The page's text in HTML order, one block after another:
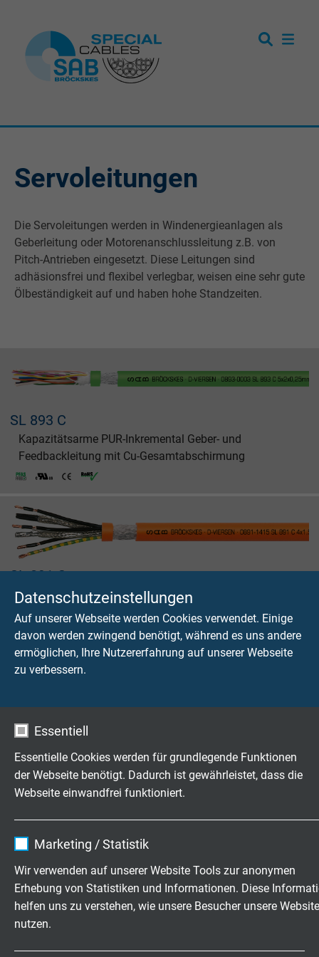
Datenschutzeinstellungen
Auf unserer Webseite werden Cookies verwendet. Einige
davon werden zwingend benötigt, während es uns andere
ermöglichen, Ihre Nutzererfahrung auf unserer Webseite
zu verbessern.
Essentiell
Essentielle Cookies werden für grundlegende Funktionen
der Webseite benötigt. Dadurch ist gewährleistet, dass die
Webseite einwandfrei funktioniert.
Laufzeit 1 Jahr
Marketing / Statistik
Wir verwenden auf unserer Website Tools zur anonymen
Erhebung von Statistiken und Informationen. Diese
helfen uns zu verstehen, wie unsere Besucher unsere Website
nutzen.
Servoleitungen
Die Servoleitungen werden in Windenergieanlagen als
Geberleitung oder Motorenanschlussleitung z.B. von
Pitch-Antrieben eingesetzt. Diese Leitungen sind
adhäsionsfrei und flexibel verlegbar, weisen eine sehr gute
Ölbeständigkeit auf und haben hohe Standzeiten.
SL 893 C
Kapazitätsarme PUR-Inkremental Geber- und
Feedbackleitung mit Cu-Gesamtabschirmung
SL 891 C
Kapazitätsarme kombinierte PUR-
Motorenanschlussleitung mit Cu-Gesamtabschirmung
0,6/1 kV
Hochflexible Kabel & Leitungen
Familienbetrieb für Konstruktion und
Fertigung seit 1947